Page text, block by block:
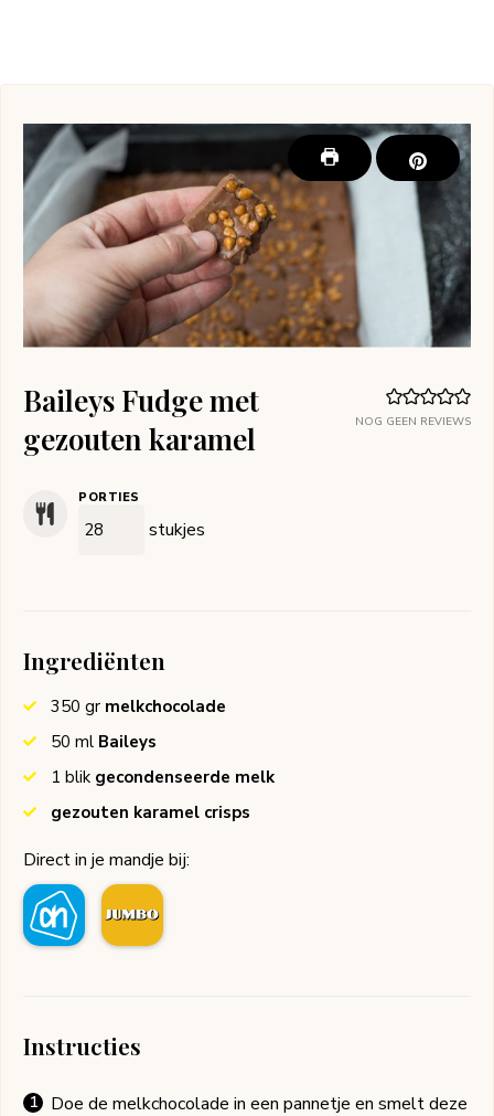
NOG GEEN REVIEWS
Baileys Fudge met
gezouten karamel
PORTIES
stukjes
Ingrediënten
350 gr melkchocolade
50 ml Baileys
1 blik gecondenseerde melk
gezouten karamel crisps
Direct in je mandje bij:
Instructies
Doe de melkchocolade in een pannetje en smelt deze